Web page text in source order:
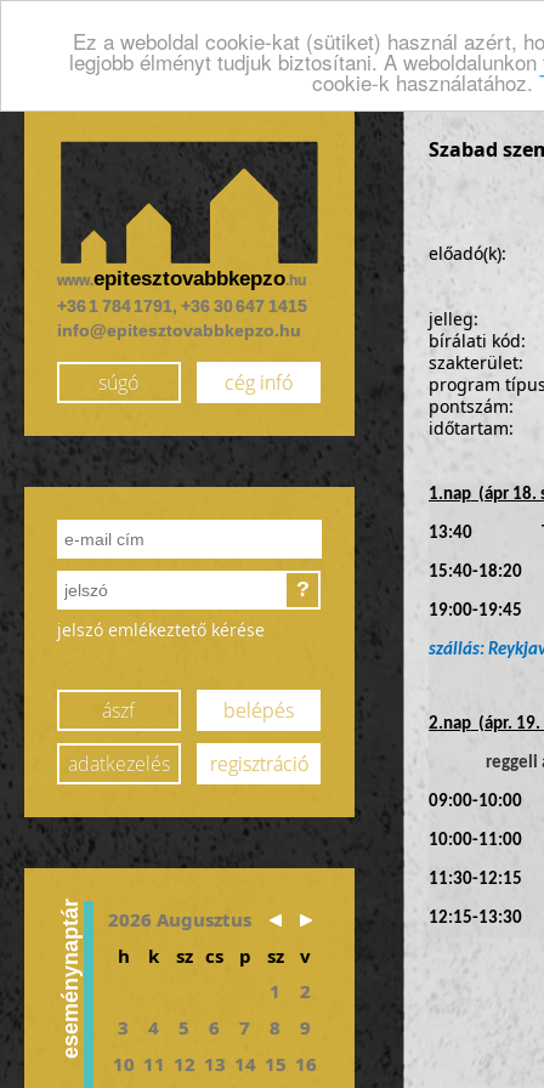
Ez a weboldal cookie-kat (sütiket) használ azért,
legjobb élményt tudjuk biztosítani. A
cookie-k használatához.
www.epitesztovabbkepzo.hu
+36 1 784 1791, +36 30 647 1415
info@epitesztovabbkepzo.hu
súgó cég infó
?
jelszó emlékeztető kérése
ászf
belépés
adatkezelés
regisztráció
eseménynaptár
2026 Augusztus
h
k sz cs p sz
v
1
2
3
4 5 6 7 8
9
10 11 12 13 14 15 16
Szabad
előadó(k):
jelleg:
bírálati kód:
szakterület:
program
pontszám:
időtartam:
1.nap(ápr 18.
13:40
15:40-
19:00-19:45
szállás:
2.nap(ápr. 19.
reggeli
09:00-10:00
10:00-11:00
11:30-12:15
12:15-13:30
13:45-14:45
14:45-15:30